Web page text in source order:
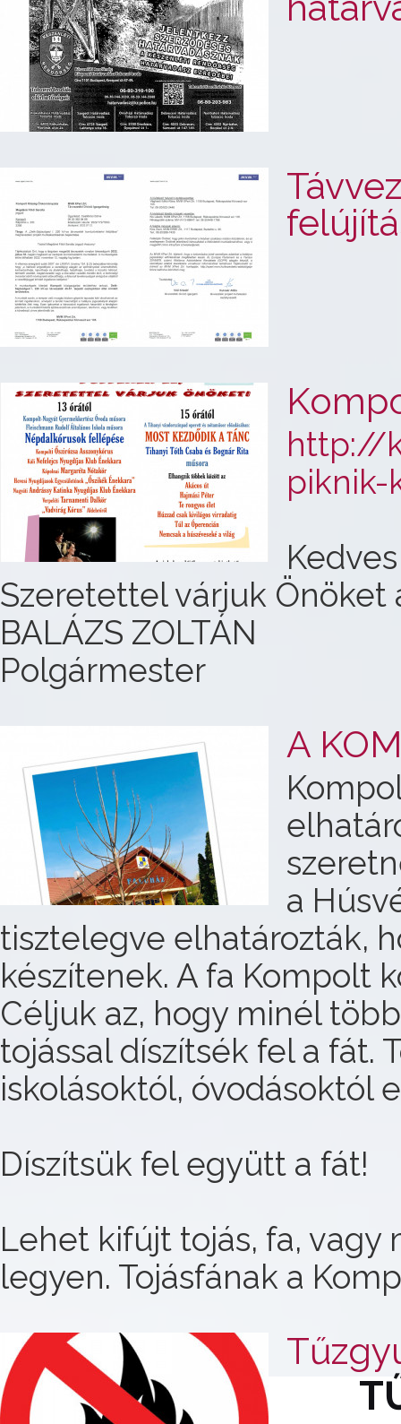
http://
piknik-
Szeretettel várjuk Önöket
BALÁZS ZOLTÁN
Polgármester
A
a
tisztelegve elhatározták,
készítenek. A fa Kompolt
Céljuk az, hogy minél
tojással díszítsék fel a fát.
iskolásoktól, óvodásoktól
Díszítsük fel együtt a fát!
Lehet kifújt tojás, fa, vagy
legyen. Tojásfának a